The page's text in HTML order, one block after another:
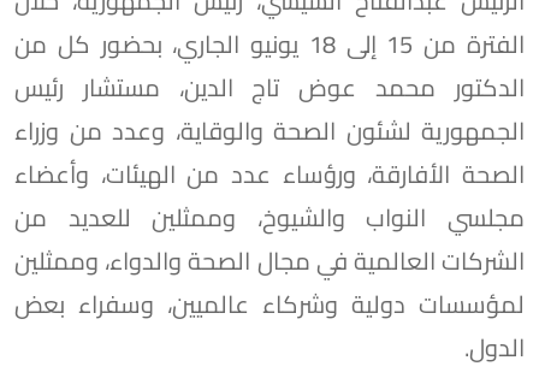
الفترة من 15 إلى 18 يونيو الجاري، بحضور كل من
الدكتور محمد عوض تاج الدين، مستشار رئيس
الجمهورية لشئون الصحة والوقاية، وعدد من وزراء
الصحة الأفارقة، ورؤساء عدد من الهيئات، وأعضاء
مجلسي النواب والشيوخ، وممثلين للعديد من
الشركات العالمية في مجال الصحة والدواء، وممثلين
لمؤسسات دولية وشركاء عالميين، وسفراء بعض
الدول.